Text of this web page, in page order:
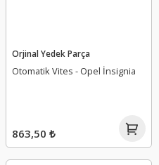
Orjinal Yedek Parça
Otomatik Vites - Opel İnsignia
863,50 ₺